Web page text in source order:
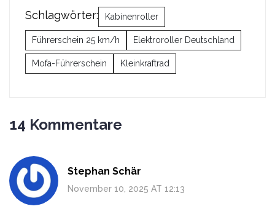
Schlagwörter: Kabinenroller
Führerschein 25 km/h Elektroroller Deutschland
Mofa-Führerschein Kleinkraftrad
14 Kommentare
Stephan Schär
November 10, 2025 AT 12:13